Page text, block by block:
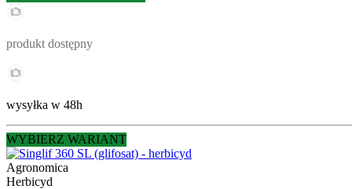
produkt dostępny
wysyłka w 48h
WYBIERZ WARIANT
Agronomica
Herbicyd